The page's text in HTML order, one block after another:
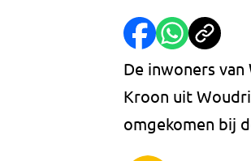
De inwoners
Kroon uit
omgekomen bij